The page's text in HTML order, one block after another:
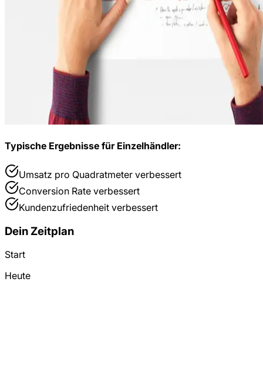
Typische Ergebnisse für Einzelhändler:
Umsatz pro Quadratmeter verbessert
Conversion Rate verbessert
Kundenzufriedenheit verbessert
Dein Zeitplan
Start
Heute